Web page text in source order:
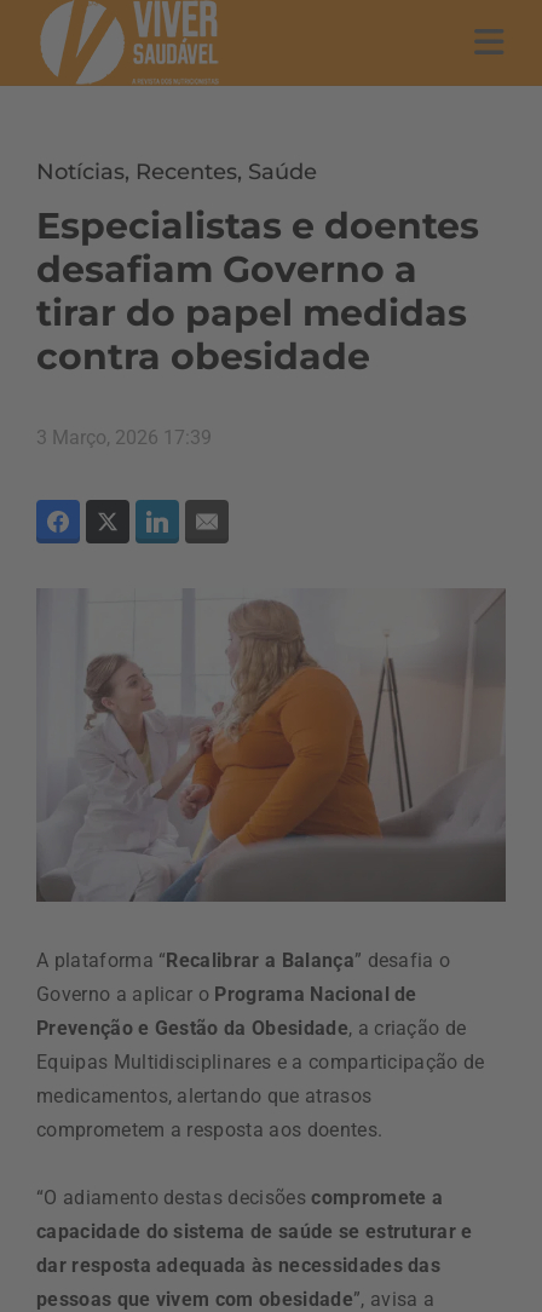
Notícias, Recentes, Saúde
Especialistas e doentes
desafiam Governo a
tirar do papel medidas
contra obesidade
3 Março, 2026 17:39
A plataforma “Recalibrar a Balança” desafia o
Governo a aplicar o Programa Nacional de
Prevenção e Gestão da Obesidade, a criação de
Equipas Multidisciplinares e a comparticipação de
medicamentos, alertando que atrasos
comprometem a resposta aos doentes.
“O adiamento destas decisõescompromete a
capacidade do sistema de saúde se estruturar e
dar resposta adequada às necessidades das
pessoas que vivem com obesidade”, avisa a